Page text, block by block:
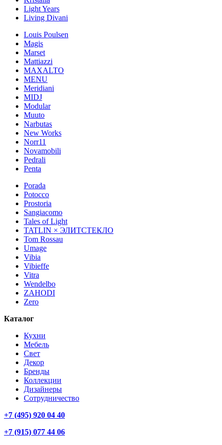
Light Years
Living Divani
Louis Poulsen
Magis
Marset
Mattiazzi
MAXALTO
MENU
Meridiani
MIDJ
Modular
Muuto
Narbutas
New Works
Norr11
Novamobili
Pedrali
Penta
Porada
Potocco
Prostoria
Sangiacomo
Tales of Light
TATLIN × ЭЛИТСТЕКЛО
Tom Rossau
Umage
Vibia
Vibieffe
Vitra
Wendelbo
ZAHODI
Zero
Каталог
Кухни
Мебель
Свет
Декор
Бренды
Коллекции
Дизайнеры
Сотрудничество
+7 (495) 920 04 40
+7 (915) 077 44 06